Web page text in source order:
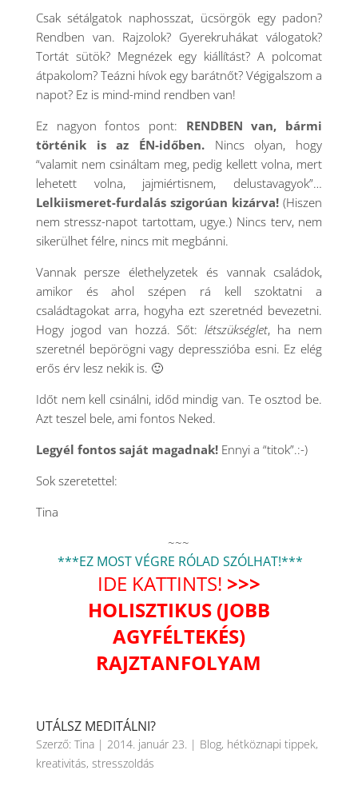
Csak sétálgatok naphosszat, ücsörgök egy padon?
Rendben van. Rajzolok? Gyerekruhákat válogatok?
Tortát sütök? Megnézek egy kiállítást? A polcomat
átpakolom? Teázni hívok egy barátnőt? Végigalszom a
napot? Ez is mind-mind rendben van!
Ez nagyon fontos pont: RENDBEN van, bármi
történik is az ÉN-időben. Nincs olyan, hogy
“valamit nem csináltam meg, pedig kellett volna, mert
lehetett volna, jajmiértisnem, delustavagyok”…
Lelkiismeret-furdalás szigorúan kizárva! (Hiszen
nem stressz-napot tartottam, ugye.) Nincs terv, nem
sikerülhet félre, nincs mit megbánni.
Vannak persze élethelyzetek és vannak családok,
amikor és ahol szépen rá kell szoktatni a
családtagokat arra, hogyha ezt szeretnéd bevezetni.
Hogy jogod van hozzá. Sőt:létszükséglet, ha nem
szeretnél bepörögni vagy depresszióba esni. Ez elég
erős érv lesz nekik is. 🙂
Időt nem kell csinálni, időd mindig van. Te osztod be.
Azt teszel bele, ami fontos Neked.
Legyél fontos saját magadnak!Ennyi a “titok”.:-)
Sok szeretettel:
Tina
~~~
***EZ MOST VÉGRE RÓLAD SZÓLHAT!***
IDE KATTINTS! >>>
HOLISZTIKUS (JOBB
AGYFÉLTEKÉS)
RAJZTANFOLYAM
UTÁLSZ MEDITÁLNI?
Szerző: Tina| 2014. január 23. | Blog, hétköznapi tippek,
kreativitás, stresszoldás